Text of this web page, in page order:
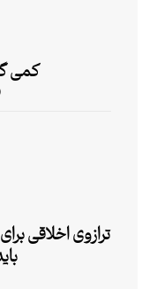
کمی
ترازوی اخلاقی